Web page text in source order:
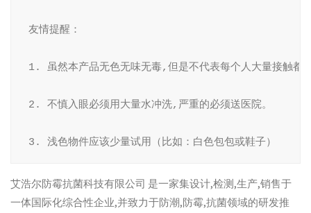
友情提醒：
1. 虽然本产品无色无味无毒,但是不代表每个人大量接触都
2. 不慎入眼必须用大量水冲洗,严重的必须送医院。
3. 浅色物件应该少量试用（比如：白色包包或鞋子）
艾浩尔防霉抗菌科技有限公司 是一家集设计,检测,生产,销售于
一体国际化综合性企业,并致力于防潮,防霉,抗菌领域的研发推